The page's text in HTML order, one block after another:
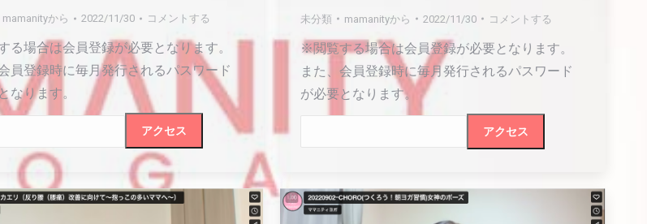
未分類 mamanityから 2022/11/30 コメントする
※閲覧する場合は会員登録が必要となります。
また、会員登録時に毎月発行されるパスワード
が必要となります。
mamanityから 2022/11/30 コメントする
る場合は会員登録が必要となります。
員登録時に毎月発行されるパスワード
なります。